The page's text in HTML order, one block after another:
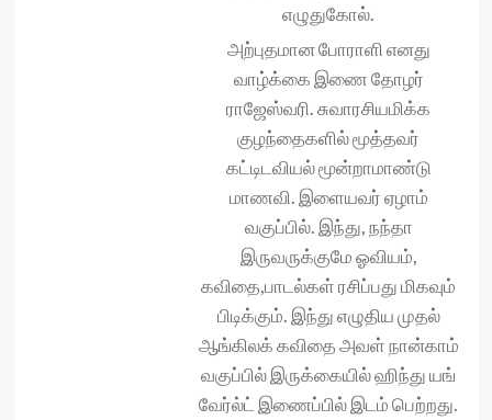
எழுதுகோல்.
அற்புதமான போராளி எனது
வாழ்க்கை இணை தோழர்
ராஜேஸ்வரி. சுவாரசியமிக்க
குழந்தைகளில் மூத்தவர்
கட்டிடவியல் மூன்றாமாண்டு
மாணவி. இளையவர் ஏழாம்
வகுப்பில். இந்து, நந்தா
இருவருக்குமே ஓவியம்,
கவிதை,பாடல்கள் ரசிப்பது மிகவும்
பிடிக்கும். இந்து எழுதிய முதல்
ஆங்கிலக் கவிதை அவள் நான்காம்
வகுப்பில் இருக்கையில் ஹிந்து யங்
வேர்ல்ட் இணைப்பில் இடம் பெற்றது.